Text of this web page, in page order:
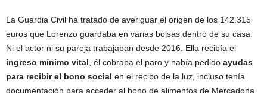
La Guardia Civil ha tratado de averiguar el origen de los 142.315
euros que Lorenzo guardaba en varias bolsas dentro de su casa.
Ni el actor ni su pareja trabajaban desde 2016. Ella recibía el
ingreso mínimo vital , él cobraba el paro y había pedido ayudas
para recibir el bono social en el recibo de la luz, incluso tenía
documentación para acceder al bono de alimentos de Mercadona